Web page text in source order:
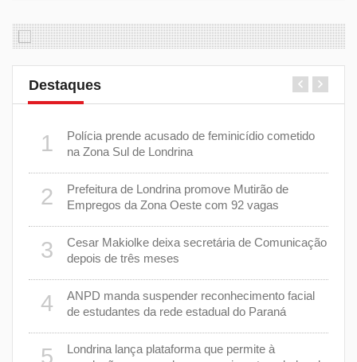
Destaques
1
Polícia prende acusado de feminicídio cometido
na Zona Sul de Londrina
2
Prefeitura de Londrina promove Mutirão de
Empregos da Zona Oeste com 92 vagas
3
Cesar Makiolke deixa secretária de Comunicação
depois de três meses
4
ANPD manda suspender reconhecimento facial
de estudantes da rede estadual do Paraná
5
Londrina lança plataforma que permite à